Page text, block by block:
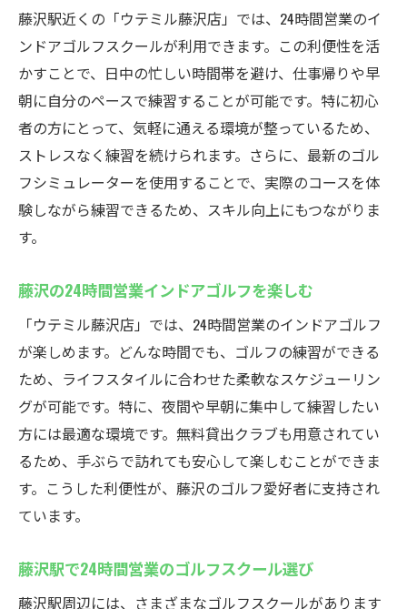
藤沢駅近くの「ウテミル藤沢店」では、24時間営業のイ
ンドアゴルフスクールが利用できます。この利便性を活
かすことで、日中の忙しい時間帯を避け、仕事帰りや早
朝に自分のペースで練習することが可能です。特に初心
者の方にとって、気軽に通える環境が整っているため、
ストレスなく練習を続けられます。さらに、最新のゴル
フシミュレーターを使用することで、実際のコースを体
験しながら練習できるため、スキル向上にもつながりま
す。
藤沢の24時間営業インドアゴルフを楽しむ
「ウテミル藤沢店」では、24時間営業のインドアゴルフ
が楽しめます。どんな時間でも、ゴルフの練習ができる
ため、ライフスタイルに合わせた柔軟なスケジューリン
グが可能です。特に、夜間や早朝に集中して練習したい
方には最適な環境です。無料貸出クラブも用意されてい
るため、手ぶらで訪れても安心して楽しむことができま
す。こうした利便性が、藤沢のゴルフ愛好者に支持され
ています。
藤沢駅で24時間営業のゴルフスクール選び
藤沢駅周辺には、さまざまなゴルフスクールがあります